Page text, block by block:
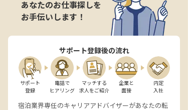
あなたのお仕事探しを
お手伝いします！
サポート登録後の流れ
サポート
登録
電話で
ヒアリング
マッチする
求人をご紹介
企業と
面接
内定
入社
宿泊業界専任のキャリアアドバイザーがあなたの転